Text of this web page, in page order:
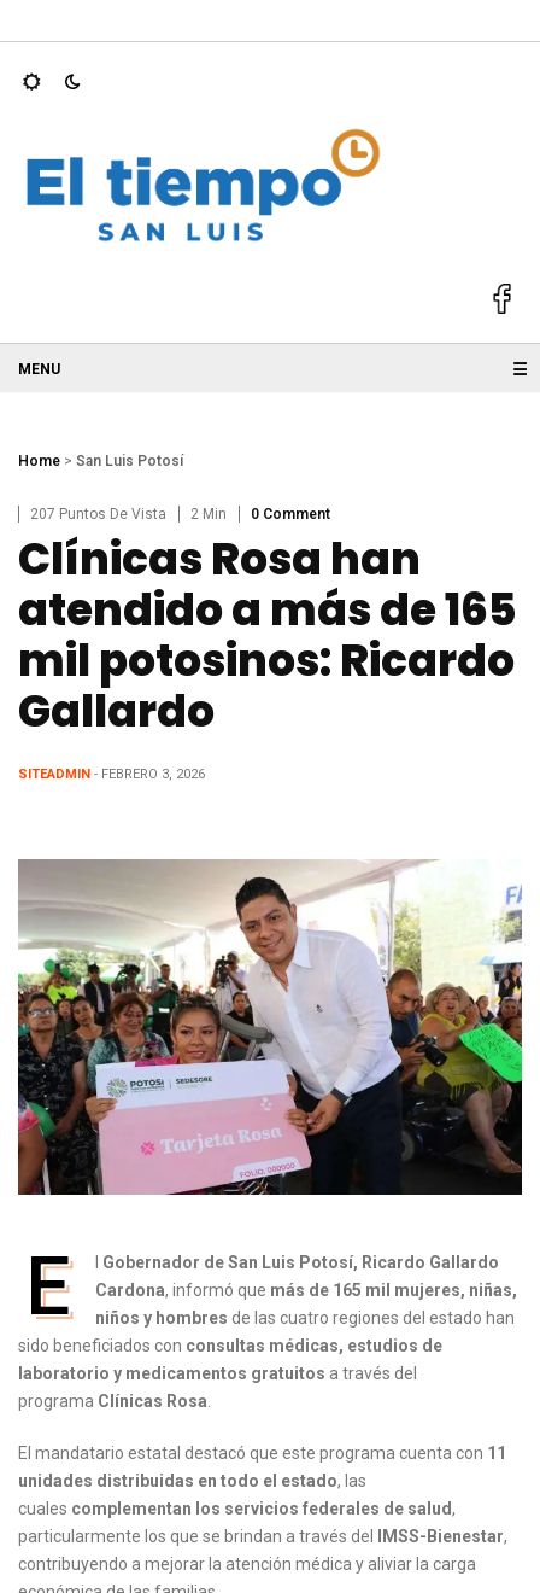
☰
Home > San Luis Potosí
207 Puntos De Vista 2 Min 0 Comment
Clínicas Rosa han
atendido a más de 165
mil potosinos: Ricardo
Gallardo
SITEADMIN - FEBRERO 3, 2026
E
Gobernador de San Luis Potosí, Ricardo Gallardo
Cardona, informó que más de 165 mil mujeres, niñas,
niños y hombres de las cuatro regiones del estado han
sido beneficiados con consultas médicas, estudios de
laboratorio y medicamentos gratuitos a través del
programa Clínicas Rosa
El mandatario estatal destacó que este programa cuenta con 11
unidades distribuidas en todo el estado, las
cuales complementan los servicios federales de salud,
particularmente los que se brindan a través del
IMSS-Bienestar,
contribuyendo a mejorar la atención médica y aliviar la carga